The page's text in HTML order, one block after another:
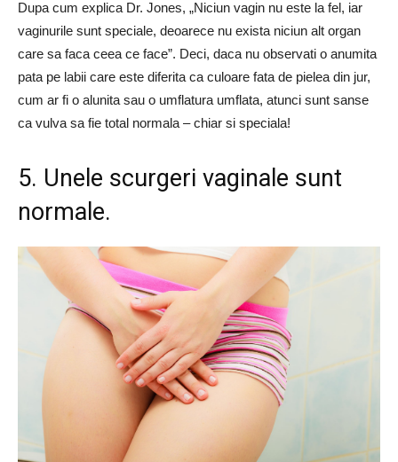
Dupa cum explica Dr. Jones, „Niciun vagin nu este la fel, iar
vaginurile sunt speciale, deoarece nu exista niciun alt organ
care sa faca ceea ce face”. Deci, daca nu observati o anumita
pata pe labii care este diferita ca culoare fata de pielea din jur,
cum ar fi o alunita sau o umflatura umflata, atunci sunt sanse
ca vulva sa fie total normala – chiar si speciala!
5. Unele scurgeri vaginale sunt
normale.